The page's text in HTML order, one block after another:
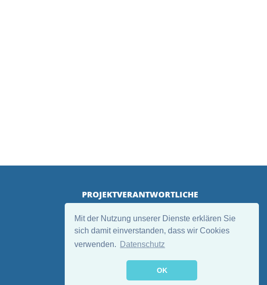
Mit der Nutzung unserer Dienste erklären Sie
sich damit einverstanden, dass wir Cookies
verwenden.
Datenschutz
OK
PROJEKTVERANTWORTLICHE